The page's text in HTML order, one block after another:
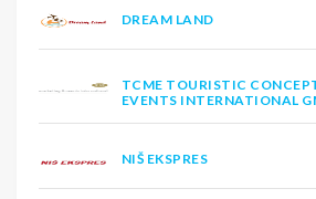
DREAM LAND
TCME TOURISTIC
EVENTS INTERNATIONAL
NIŠ EKSPRES